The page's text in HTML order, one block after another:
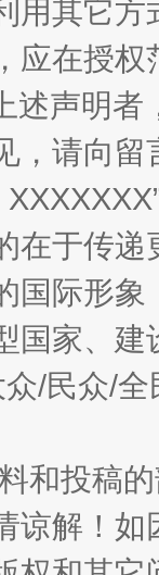
如何以
用其它
应在授
述声明
，请向
在于传
国际形
国家、
/民众/
和投稿
谅解！